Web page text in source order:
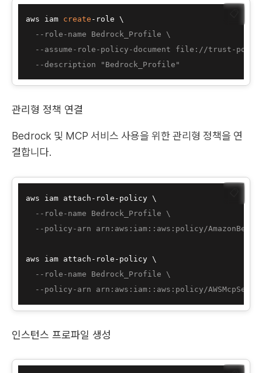
aws iam create -role \
--role-name Bedrock_Profile \
--assume-role-policy-document file://trust-
--description "Bedrock_Profile"
관리형 정책 연결
Bedrock 및 MCP 서비스 사용을 위한 관리형 정책을 연
결합니다.
aws iam attach-role-policy \
--role-name Bedrock_Profile \
--policy-arn arn:aws:iam::aws:policy/
aws iam attach-role-policy \
--role-name Bedrock_Profile \
--policy-arn arn:aws:iam::aws:policy/
인스턴스 프로파일 생성